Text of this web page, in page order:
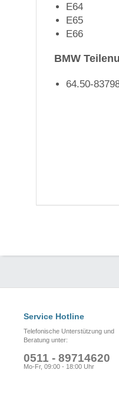
E64
E65
E66
BMW
64.50-
Service Hotline
Telefonische Unterstützung und
Beratung unter:
0511 - 89714620
Mo-Fr, 09:00 - 18:00 Uhr